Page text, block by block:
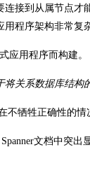
接到从属节点才
程序架构非常复
应用程序而构建。
关系数据库结构
牺牲正确性的情
文档中突